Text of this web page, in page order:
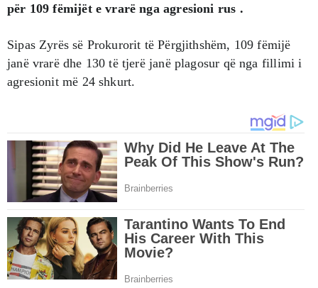
për 109 fëmijët e vrarë nga agresioni rus .
Sipas Zyrës së Prokurorit të Përgjithshëm, 109 fëmijë
janë vrarë dhe 130 të tjerë janë plagosur që nga fillimi i
agresionit më 24 shkurt.